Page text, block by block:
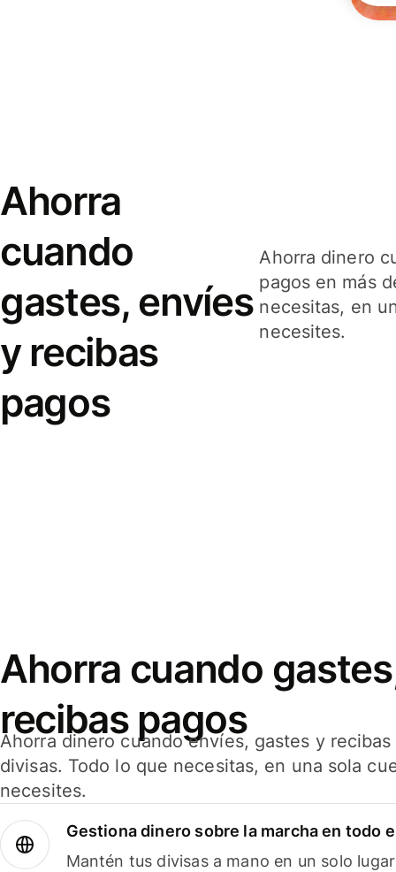
Ahorra
cuando
gastes, envíes
y recibas
pagos
Ahorra dinero
pagos en más
necesitas, en
necesites.
Ahorra cuando
recibas pagos
Ahorra dinero cuando envíes, gastes y
divisas. Todo lo que necesitas, en una sola
necesites.
Gestiona dinero sobre la marcha en todo
Mantén tus divisas a mano en un solo